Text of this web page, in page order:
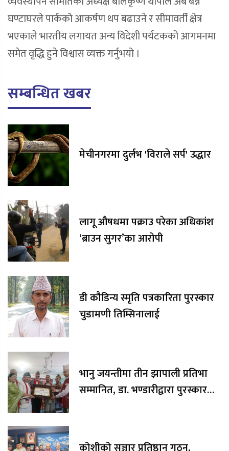
घण्टाघरले पार्कको आकर्षण थप बढाउने र सीमावर्ती क्षेत्र
भएकाले भारतीय लगायत अन्य विदेशी पर्यटकको आगमनमा
समेत वृद्धि हुने विश्वास व्यक्त गर्नुभयो ।
सम्बन्धित खबर
मेचीनगरमा दुर्लभ 'विराले सर्प' उद्धार
लागू औषधमा पक्राउ परेका अधिकांश
‘ब्राउन सुगर’का आरोपी
डी कौडिन्य स्मृति पत्रकारिता पुरस्कार
चुडामणी तिम्सिनालाई
भानु जयन्तीमा तीन झापाली प्रतिभा
सम्मानित, डा. भण्डारीद्वारा पुरस्कार